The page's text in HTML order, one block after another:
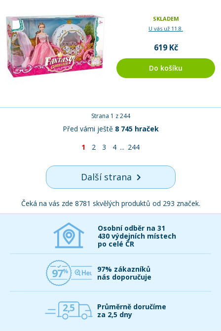
SKLADEM
U vás už 11.8.
619 Kč
Do košíku
Strana 1 z 244
Před vámi ještě 8 745 hraček
1
2 3 4 ... 244
Další strana
Čeká na vás zde 8781 skvělých produktů od 293 značek.
Osobní odběr na 31
430 výdejních místech
po celé ČR
97
97% zákazníků
nás doporučuje
2,5
Průměrně doručíme
za 2,5 dny